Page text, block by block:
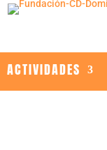
ACTIVIDADES